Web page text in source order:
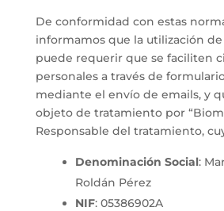
De conformidad con estas
informamos que la utilización
puede requerir que se faciliten
personales a través de
mediante el envío de emails, y
objeto de tratamiento por
Responsable del tratamiento,
Denominación Social:
Roldán Pérez
NIF: 05386902A